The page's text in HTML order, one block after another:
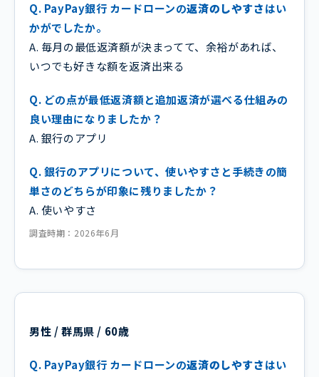
Q. PayPay銀行 カードローンの返済のしやすさはい
かがでしたか。
A. 毎月の最低返済額が決まってて、余裕があれば、
いつでも好きな額を返済出来る
Q. どの点が最低返済額と追加返済が選べる仕組みの
良い理由になりましたか？
A. 銀行のアプリ
Q. 銀行のアプリについて、使いやすさと手続きの簡
単さのどちらが印象に残りましたか？
A. 使いやすさ
調査時期：2026年6月
男性 / 群馬県 / 60歳
Q. PayPay銀行 カードローンの返済のしやすさはい